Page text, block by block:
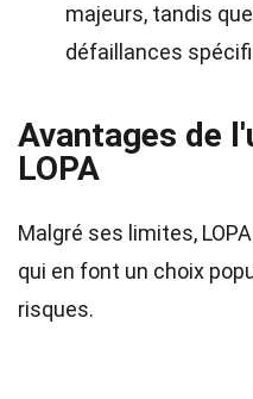
majeurs, tandis
défaillances
Avantages de
LOPA
Malgré ses limites,
qui en font un choix
risques.